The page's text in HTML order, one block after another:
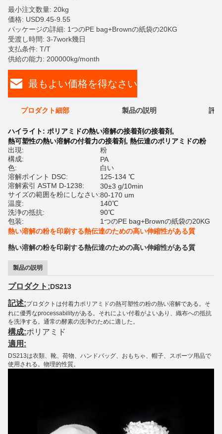
最小注文数量: 20kg
価格: USD9.45-9.55
パッケージの詳細: 1つのPE bag+Brownの紙袋の20KG
受渡し時間: 3-7work幾日
支払条件: T/T
供給の能力: 200000kg/month
最もよい価格を得なさい
プロダクト細部 製品の説明 評
ハイライト: ポリアミドの熱い溶解の接着剤の接着剤,
熱可塑性の熱い溶解の付着力の接着剤, 熱伝達のポリアミドの粉
出現:
粉
構成:
PA
色:
白い
溶解ポイント DSC:
125-134 ℃
溶解索引 ASTM D-1238:
30±3 g/10min
サイズの範囲を粉にしなさい:80-170 um
温度:
140℃
洗浄の抵抗:
90℃
包装:
1つのPE bag+Brownの紙袋の20KG
熱い溶解の粉を印刷する熱伝達のための高い伸縮性がある質
熱い溶解の粉を印刷する熱伝達のための高い伸縮性がある質
製品の説明
プロダクト:DS213
記述:プロダクトは付着力ポリアミドの熱可塑性の粉の熱い溶解である。そ
れに優秀なprocessabilityがある。それによい付着がよいあり、織布への抵抗
を洗浄する。通常の酵素の洗浄のために適した。
構成:ポリアミド
適用:
DS213は衣類、靴、荷物、ハンドバッグ、おもちゃ、帽子、スポーツ用品で
使用される。物理的性質。